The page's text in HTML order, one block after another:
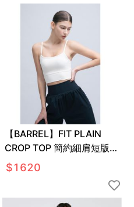
【BARREL】FIT PLAIN
CROP TOP 簡約細肩短版上
衣 #CREAM IVORY
$1620